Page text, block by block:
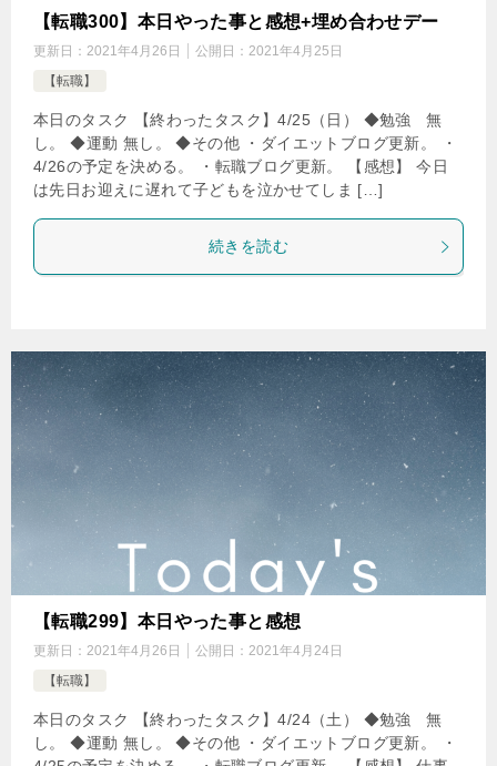
【転職300】本日やった事と感想+埋め合わせデー
更新日： 2021年4月26日 公開日： 2021年4月25日
【転職】
本日のタスク 【終わったタスク】4/25（日） ◆勉強 無
し。 ◆運動 無し。 ◆その他 ・ダイエットブログ更新。 ・
4/26の予定を決める。 ・転職ブログ更新。 【感想】 今日
は先日お迎えに遅れて子どもを泣かせてしま […]
続きを読む
【転職299】本日やった事と感想
更新日： 2021年4月26日 公開日： 2021年4月24日
【転職】
本日のタスク 【終わったタスク】4/24（土） ◆勉強 無
し。 ◆運動 無し。 ◆その他 ・ダイエットブログ更新。 ・